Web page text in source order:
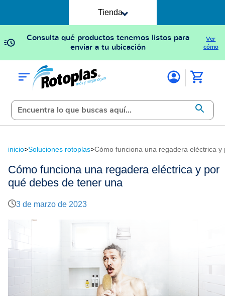
Tienda
Consulta qué productos tenemos listos para
enviar a tu ubicación
Ver
cómo
inicio>Soluciones rotoplas>Cómo funciona una regadera eléctrica
Cómo funciona una regadera eléctrica y por
qué debes de tener una
3 de marzo de 2023